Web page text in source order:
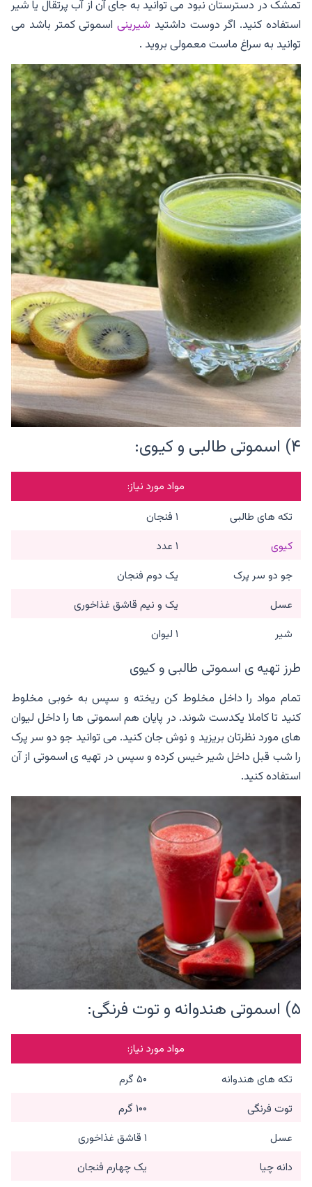
تمشک در دسترستان نبود می توانید به جای آن از آب پرتقال یا شیر
استفاده کنید. اگر دوست داشتید شیرینیاسموتی کمتر باشد می
توانید به سراغ ماست معمولی بروید .
۴) اسموتی طالبی و کیوی:
مواد مورد نیاز:
تکه های طالبی
۱ فنجان
کیوی
۱ عدد
جو دو سر پرک
یک دوم فنجان
عسل
یک و نیم قاشق غذاخوری
شیر
۱ لیوان
طرز تهیه ی اسموتی طالبی و کیوی
تمام مواد را داخل مخلوط کن ریخته و سپس به خوبی مخلوط
کنید تا کاملا یکدست شوند. در پایان هم اسموتی ها را داخل لیوان
های مورد نظرتان بریزید و نوش جان کنید. می توانید جو دو سر پرک
را شب قبل داخل شیر خیس کرده و سپس در تهیه ی اسموتی از آن
استفاده کنید.
۵) اسموتی هندوانه و توت فرنگی:
مواد مورد نیاز:
تکه های هندوانه
۵۰ گرم
توت فرنگی
۱۰۰ گرم
عسل
۱ قاشق غذاخوری
دانه چیا
یک چهارم فنجان